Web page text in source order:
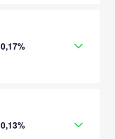
0,17%
0,13%